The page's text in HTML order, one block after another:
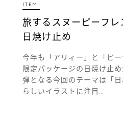
ITEM
旅するスヌーピーフ
日焼け止め
今年も「アリィー」と「ピ
限定パッケージの日焼け止
弾となる今回のテーマは「
らしいイラストに注目…